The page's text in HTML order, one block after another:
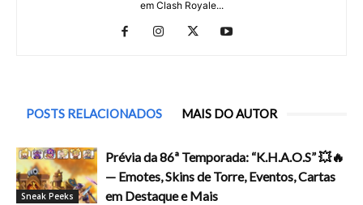
em Clash Royale...
POSTS RELACIONADOS MAIS DO AUTOR
Sneak Peeks
Prévia da 86ª Temporada: “K.H.A.O.S” 💥🔥
— Emotes, Skins de Torre, Eventos, Cartas
em Destaque e Mais